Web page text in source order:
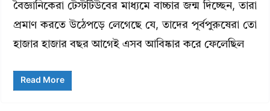
বৈজ্ঞানিকেরা টেস্টটিউবের মাধ্যমে বাচ্চার জন্ম দিচ্ছেন, তারা
প্রমাণ করতে উঠেপড়ে লেগেছে যে, তাদের পূর্বপুরুষেরা তো
হাজার হাজার বছর আগেই এসব আবিষ্কার করে ফেলেছিল
Read More